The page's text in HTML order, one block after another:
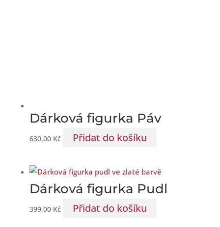
Dárková figurka Páv
630,00 Kč Přidat do košíku
Dárková figurka Pudl
399,00 Kč Přidat do košíku